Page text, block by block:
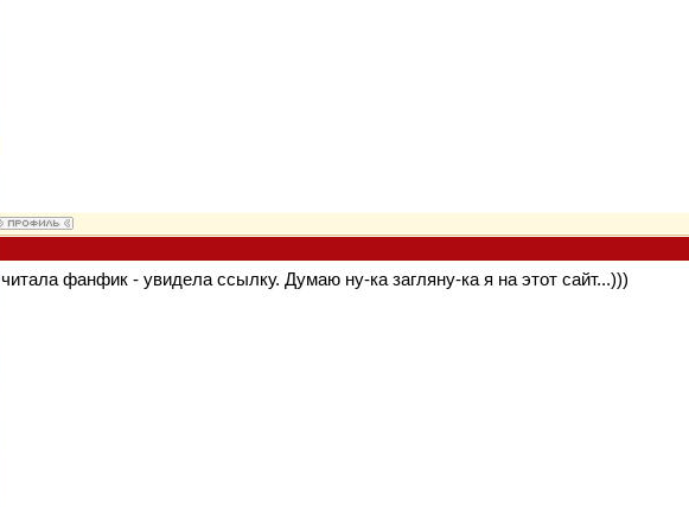
читала фанфик - увидела ссылку. Думаю ну-ка загляну-ка я на этот сайт...)))